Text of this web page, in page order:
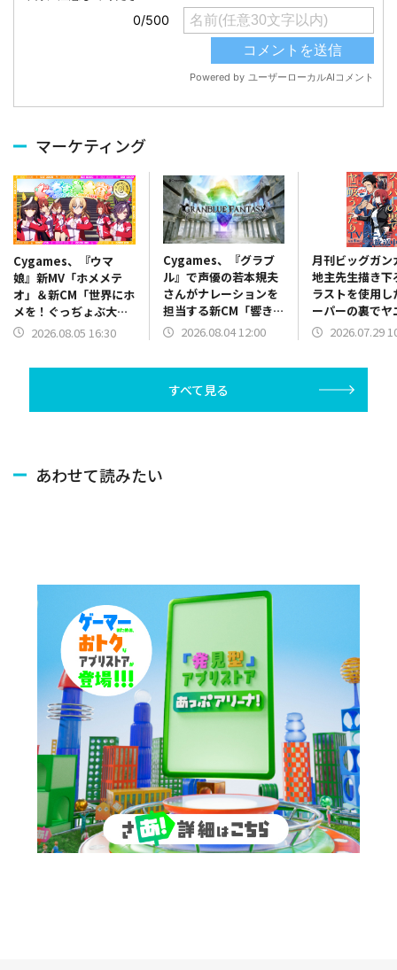
マーケティング
Cygames、『ウマ
娘』新MV「ホメメテ
オ」＆新CM「世界にホ
メを！ぐっぢょぶ大
賞」篇公開を記念したX
2026.08.05 16:30
Cygames、『グラブ
ル』で声優の若本規夫
さんがナレーションを
担当する新CM「響き渡
る福音！101億宝晶石
2026.08.04 12:00
月刊ビッグガン
地主先生描き下
ラストを使用し
ーパーの裏でヤ
ふたり』SPポ
2026.07.29
すべて見る
あわせて読みたい